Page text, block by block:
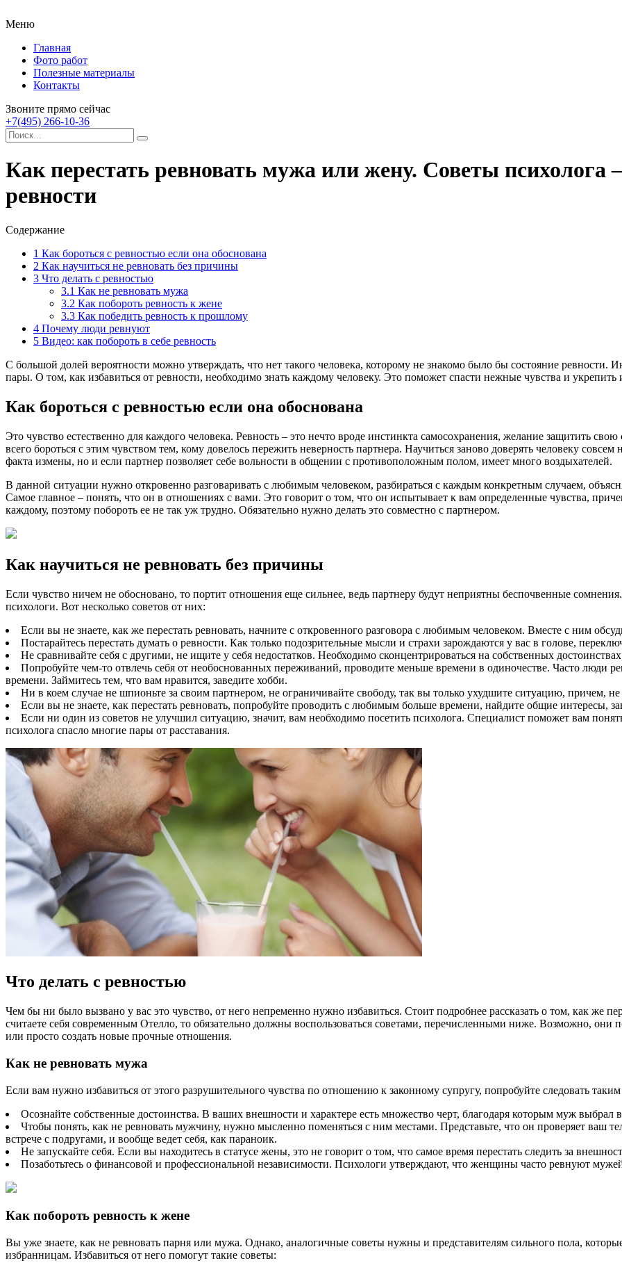
Меню
Главная
Фото работ
Полезные материалы
Контакты
Звоните прямо сейчас
+7(495) 266-10-36
Как перестать ревновать мужа или жену. Советы психолога
ревности
Содержание
1 Как бороться с ревностью если она обоснована
2 Как научиться не ревновать без причины
3 Что делать с ревностью
3.1 Как не ревновать мужа
3.2 Как побороть ревность к жене
3.3 Как победить ревность к прошлому
4 Почему люди ревнуют
5 Видео: как побороть в себе ревность
С большой долей вероятности можно утверждать, что нет такого человека, которому не знакомо было бы состояние ревности.
пары. О том, как избавиться от ревности, необходимо знать каждому человеку. Это поможет спасти нежные чувства и укрепить
Как бороться с ревностью если она обоснована
Это чувство естественно для каждого человека. Ревность – это нечто вроде инстинкта самосохранения, желание защитить
всего бороться с этим чувством тем, кому довелось пережить неверность партнера. Научиться заново доверять человеку
факта измены, но и если партнер позволяет себе вольности в общении с противоположным полом, имеет много воздыхателей.
В данной ситуации нужно откровенно разговаривать с любимым человеком, разбираться с каждым конкретным случаем,
Самое главное – понять, что он в отношениях с вами. Это говорит о том, что он испытывает к вам определенные чувства,
каждому, поэтому побороть ее не так уж трудно. Обязательно нужно делать это совместно с партнером.
Как научиться не ревновать без причины
Если чувство ничем не обосновано, то портит отношения еще сильнее, ведь партнеру будут неприятны беспочвенные
психологи. Вот несколько советов от них:
Если вы не знаете, как же перестать ревновать, начните с откровенного разговора с любимым человеком. Вместе с ним
Постарайтесь перестать думать о ревности. Как только подозрительные мысли и страхи зарождаются у вас в голове,
Не сравнивайте себя с другими, не ищите у себя недостатков. Необходимо сконцентрироваться на собственных
Попробуйте чем-то отвлечь себя от необоснованных переживаний, проводите меньше времени в одиночестве. Часто люди
времени. Займитесь тем, что вам нравится, заведите хобби.
Ни в коем случае не шпионьте за своим партнером, не ограничивайте свободу, так вы только ухудшите ситуацию, причем, не
Если вы не знаете, как перестать ревновать, попробуйте проводить с любимым больше времени, найдите общие интересы,
Если ни один из советов не улучшил ситуацию, значит, вам необходимо посетить психолога. Специалист поможет вам
психолога спасло многие пары от расставания.
Что делать с ревностью
Чем бы ни было вызвано у вас это чувство, от него непременно нужно избавиться. Стоит подробнее рассказать о том, как же
считаете себя современным Отелло, то обязательно должны воспользоваться советами, перечисленными ниже. Возможно, они
или просто создать новые прочные отношения.
Как не ревновать мужа
Если вам нужно избавиться от этого разрушительного чувства по отношению к законному супругу, попробуйте следовать
Осознайте собственные достоинства. В ваших внешности и характере есть множество черт, благодаря которым муж выбрал
Чтобы понять, как не ревновать мужчину, нужно мысленно поменяться с ним местами. Представьте, что он проверяет ваш
встрече с подругами, и вообще ведет себя, как параноик.
Не запускайте себя. Если вы находитесь в статусе жены, это не говорит о том, что самое время перестать следить за
Позаботьтесь о финансовой и профессиональной независимости. Психологи утверждают, что женщины часто ревнуют мужей
Как побороть ревность к жене
Вы уже знаете, как не ревновать парня или мужа. Однако, аналогичные советы нужны и представителям сильного пола,
избранницам. Избавиться от него помогут такие советы: